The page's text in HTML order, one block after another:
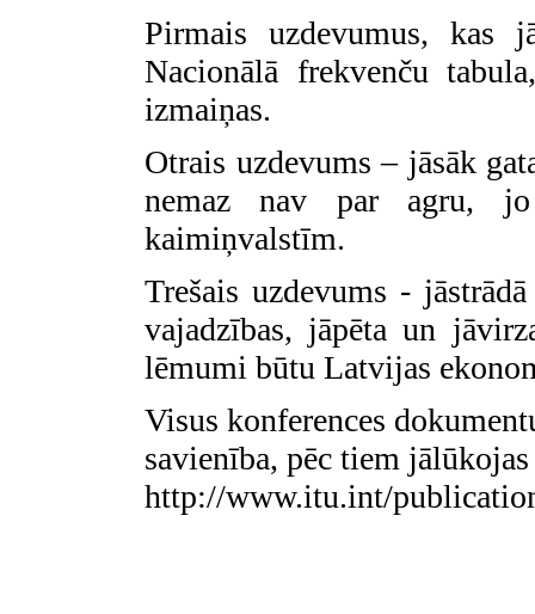
Pirmais uzdevumus, kas
Nacionālā frekvenču
izmaiņas.
Otrais uzdevums – jāsāk
nemaz nav par agru,
kaimiņvalstīm.
Trešais uzdevums -
vajadzības, jāpēta un
lēmumi būtu Latvijas
Visus konferences
savienība, pēc tiem
http://www.itu.int/